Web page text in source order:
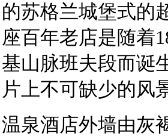
的苏格兰城堡式
座百年老店是随着
基山脉班夫段而诞
片上不可缺少的风
温泉酒店外墙由灰